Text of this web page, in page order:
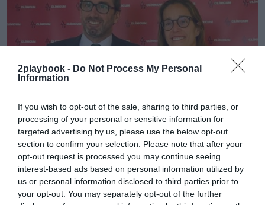
2playbook - Do Not Process My Personal
Information
If you wish to opt-out of the sale, sharing to third parties, or
processing of your personal or sensitive information for
targeted advertising by us, please use the below opt-out
section to confirm your selection. Please note that after your
opt-out request is processed you may continue seeing
interest-based ads based on personal information utilized by
us or personal information disclosed to third parties prior to
your opt-out. You may separately opt-out of the further
2Playbook
Lucía Sainz, número 1 del World Padel Tour, renueva
el patrocinio de Clínicum
Publicidad